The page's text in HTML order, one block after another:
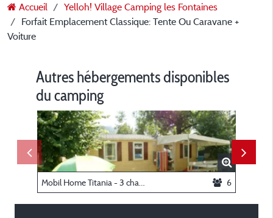
Accueil
Yelloh! Village Camping les Fontaines
Forfait Emplacement Classique: Tente Ou Caravane +
Voiture
Autres hébergements disponibles
du camping
6